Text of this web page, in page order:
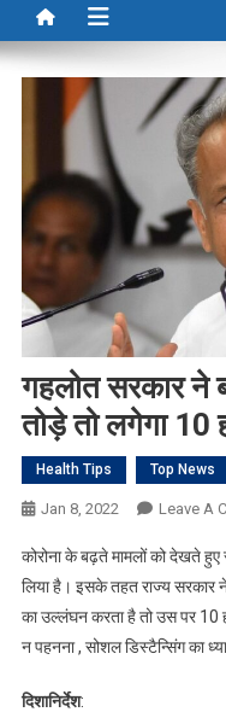
गहलोत सरकार ने
तोड़े तो लगेगा 10
Health Tips Top News
Jan 8, 2022 Leave A
कोरोना के बढ़ते मामलों को देखते
लिया है। इसके तहत राज्य सरकार
का उल्लंघन करता है तो उस पर 10
न पहनना , सोशल डिस्टैन्सिंग का
दिशानिर्देश: